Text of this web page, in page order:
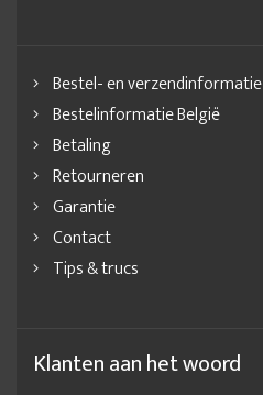
Bestel- en verzendinformatie
Bestelinformatie België
Betaling
Retourneren
Garantie
Contact
Tips & trucs
Klanten aan het woord